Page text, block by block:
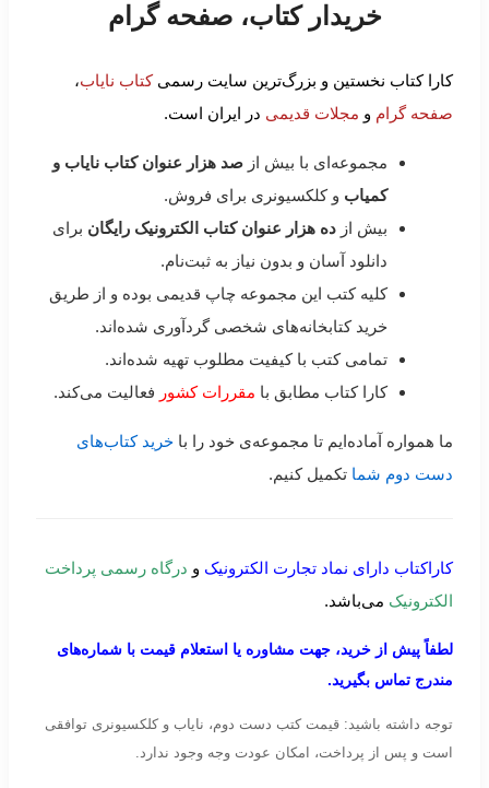
خریدار کتاب، صفحه گرام
کارا کتاب نخستین و بزرگ‌ترین سایت رسمیکتاب نایاب،
صفحه گرام و مجلات قدیمی در ایران است.
مجموعه‌ای با بیش از صد هزار عنوان کتاب نایاب و
کمیاب و کلکسیونری برای فروش.
بیش از ده هزار عنوان کتاب الکترونیک رایگان برای
دانلود آسان و بدون نیاز به ثبت‌نام.
کلیه کتب این مجموعه چاپ قدیمی بوده و از طریق
خرید کتابخانه‌های شخصی گردآوری شده‌اند.
تمامی کتب با کیفیت مطلوب تهیه شده‌اند.
کارا کتاب مطابق با مقررات کشور فعالیت می‌کند.
ما همواره آماده‌ایم تا مجموعه‌ی خود را با خرید کتاب‌های
دست دوم شما تکمیل کنیم.
کاراکتاب دارای نماد تجارت الکترونیک و درگاه رسمی پرداخت
الکترونیک می‌باشد.
لطفاً پیش از خرید، جهت مشاوره یا استعلام قیمت با شماره‌های
مندرج تماس بگیرید.
توجه داشته باشید: قیمت کتب دست دوم، نایاب و کلکسیونری توافقی
است و پس از پرداخت، امکان عودت وجه وجود ندارد.